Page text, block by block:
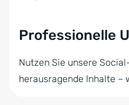
Professionelle
Nutzen Sie unsere
herausragende Inhalte –